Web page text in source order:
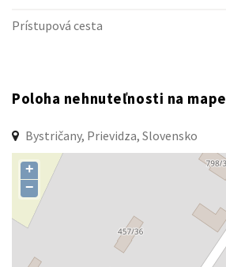
Prístupová cesta
Poloha nehnuteľnosti na mape
Bystričany, Prievidza, Slovensko
+
−